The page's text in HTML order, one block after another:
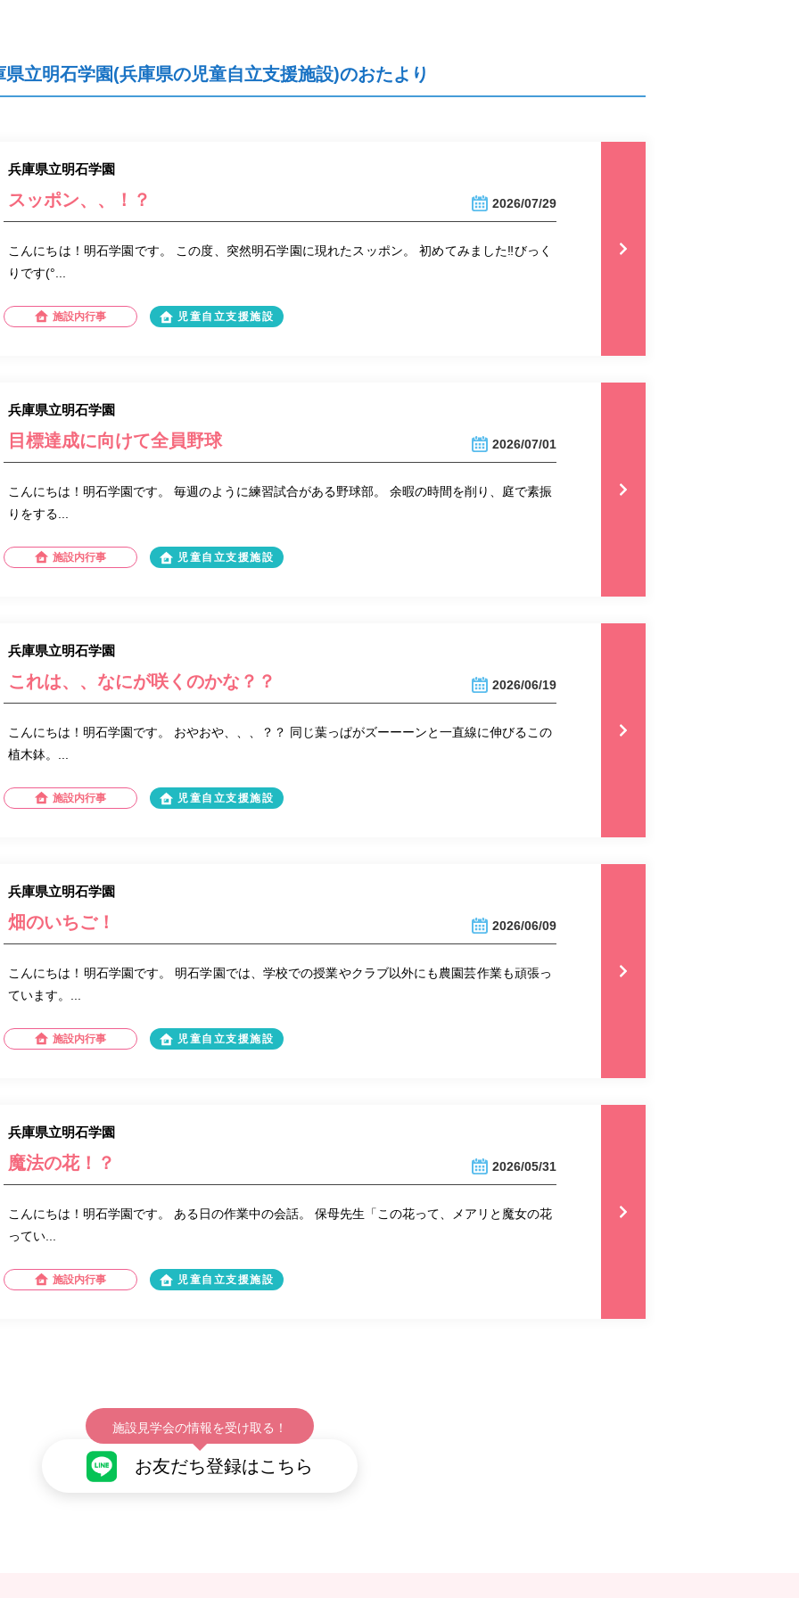
県立明石学園(兵庫県の児童自立支援施設)のおたより
2026/07/29
兵庫県立明石学園
スッポン、、！？
こんにちは！明石学園です。 この度、突然明石学園に現れたスッポン。 初めてみました‼︎びっく
りです(°...
施設内行事 児童自立支援施設
2026/07/01
兵庫県立明石学園
目標達成に向けて全員野球
こんにちは！明石学園です。 毎週のように練習試合がある野球部。 余暇の時間を削り、庭で素振
りをする...
施設内行事 児童自立支援施設
2026/06/19
兵庫県立明石学園
これは、、なにが咲くのかな？？
こんにちは！明石学園です。 おやおや、、、？？ 同じ葉っぱがズーーーンと一直線に伸びるこの
植木鉢。...
施設内行事 児童自立支援施設
2026/06/09
兵庫県立明石学園
畑のいちご！
こんにちは！明石学園です。 明石学園では、学校での授業やクラブ以外にも農園芸作業も頑張っ
ています。...
施設内行事 児童自立支援施設
2026/05/31
兵庫県立明石学園
魔法の花！？
こんにちは！明石学園です。 ある日の作業中の会話。 保母先生「この花って、メアリと魔女の花
ってい...
施設内行事 児童自立支援施設
施設見学会の情報を受け取る！
お友だち登録はこちら